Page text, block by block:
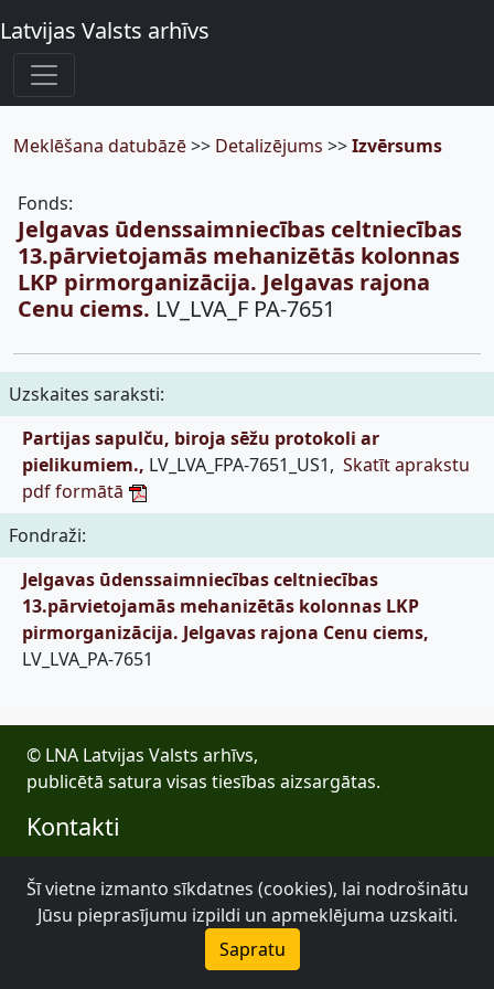
Latvijas Valsts arhīvs
Meklēšana datubāzē>> Detalizējums >>Izvērsums
Fonds:
Jelgavas ūdenssaimniecības celtniecības
13.pārvietojamās mehanizētās kolonnas
LKP pirmorganizācija. Jelgavas rajona
Cenu ciems. LV_LVA_F PA-7651
Uzskaites saraksti:
Partijas sapulču, biroja sēžu protokoli ar
pielikumiem., LV_LVA_FPA-7651_US1, Skatīt aprakstu
pdf formātā
Fondraži:
Jelgavas ūdenssaimniecības celtniecības
13.pārvietojamās mehanizētās kolonnas LKP
pirmorganizācija. Jelgavas rajona Cenu ciems,
LV_LVA_PA-7651
© LNA Latvijas Valsts arhīvs,
publicētā satura visas tiesības aizsargātas.
Kontakti
E-pasts: lva@arhivi.gov.lv
Tālrunis: +371 20027447
Bezdelīgu 1A, Rīga
Šī vietne izmanto sīkdatnes (cookies), lai nodrošinātu
Jūsu pieprasījumu izpildi un apmeklējuma uzskaiti.
Sapratu